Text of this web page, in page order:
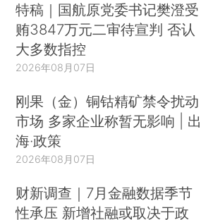
特稿｜国航原党委书记樊澄受
贿3847万元二审待宣判 否认
大多数指控
2026年08月07日
刚果（金）铜钴精矿禁令扰动
市场 多家企业称暂无影响 | 出
海·政策
2026年08月07日
财新调查｜7月金融数据季节
性承压 新增社融或取决于政